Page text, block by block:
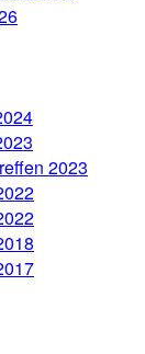
2023